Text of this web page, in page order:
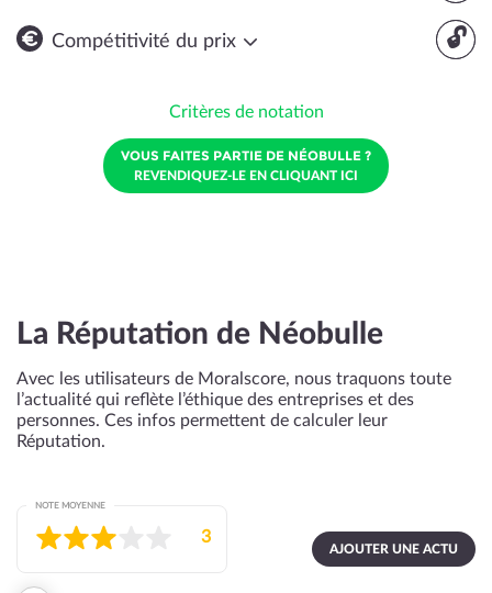
🔓
Compétitivité du prix
Critères de notation
VOUS FAITES PARTIE DE NÉOBULLE ?
REVENDIQUEZ-LE EN CLIQUANT ICI
La Réputation de Néobulle
Avec les utilisateurs de Moralscore, nous traquons toute
l’actualité qui reflète l’éthique des entreprises et des
personnes. Ces infos permettent de calculer leur
Réputation.
AJOUTER UNE ACTU
NOTE MOYENNE
3